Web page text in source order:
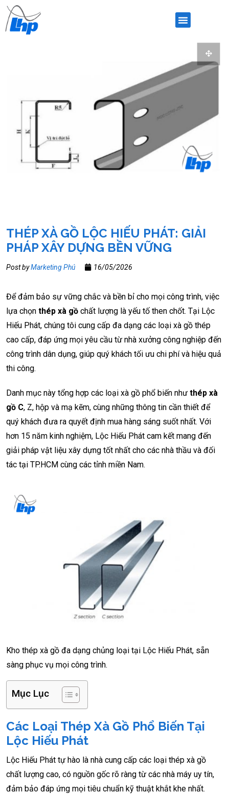
THÉP XÀ GỒ LỘC HIẾU PHÁT: GIẢI
PHÁP XÂY DỰNG BỀN VỮNG
Post byMarketing Phú 16/05/2026
Để đảm bảo sự vững chắc và bền bỉ cho mọi công trình, việc
lựa chọn thép xà gồ chất lượng là yếu tố then chốt. Tại Lộc
Hiếu Phát, chúng tôi cung cấp đa dạng các loại xà gồ thép
cao cấp, đáp ứng mọi yêu cầu từ nhà xưởng công nghiệp đến
công trình dân dụng, giúp quý khách tối ưu chi phí và hiệu quả
thi công.
Danh mục này tổng hợp các loại xà gồ phổ biến như thép xà
gồ C, Z, hộp và mạ kẽm, cùng những thông tin cần thiết để
quý khách đưa ra quyết định mua hàng sáng suốt nhất. Với
hơn 15 năm kinh nghiệm, Lộc Hiếu Phát cam kết mang đến
giải pháp vật liệu xây dựng tốt nhất cho các nhà thầu và đối
tác tại TP.HCM cùng các tỉnh miền Nam.
Kho thép xà gồ đa dạng chủng loại tại Lộc Hiếu Phát, sẵn
sàng phục vụ mọi công trình.
Mục Lục
Các Loại Thép Xà Gồ Phổ Biến Tại
Lộc Hiếu Phát
Lộc Hiếu Phát tự hào là nhà cung cấp các loại thép xà gồ
chất lượng cao, có nguồn gốc rõ ràng từ các nhà máy uy tín,
đảm bảo đáp ứng mọi tiêu chuẩn kỹ thuật khắt khe nhất.